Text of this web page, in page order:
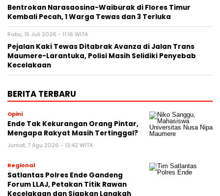
Bentrokan Narasaosina-Waiburak di Flores Timur
Kembali Pecah, 1 Warga Tewas dan 3 Terluka
Rabu, 15 Juli 2026 - 11:16 WITA
Pejalan Kaki Tewas Ditabrak Avanza di Jalan Trans
Maumere-Larantuka, Polisi Masih Selidiki Penyebab
Kecelakaan
BERITA TERBARU
Opini
Ende Tak Kekurangan Orang Pintar,
Mengapa Rakyat Masih Tertinggal?
Jumat, 7 Agu 2026 - 13:42 WITA
Regional
Satlantas Polres Ende Gandeng
Forum LLAJ, Petakan Titik Rawan
Kecelakaan dan Siapkan Langkah